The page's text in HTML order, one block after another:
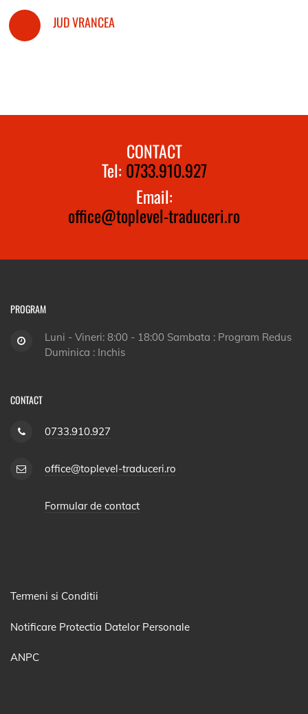
JUD VRANCEA
CONTACT
Tel: 0733.910.927
Email:
office@toplevel-traduceri.ro
PROGRAM
Luni - Vineri: 8:00 - 18:00 Sambata : Program Redus
Duminica : Inchis
CONTACT
0733.910.927
office@toplevel-traduceri.ro
Formular de contact
Termeni si Conditii
Notificare Protectia Datelor Personale
ANPC